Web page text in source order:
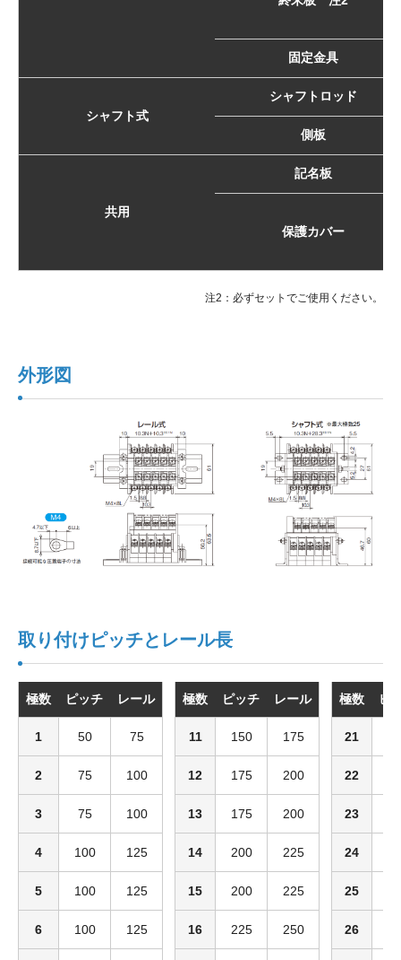
固定金具
シャフト式
シャフトロッド
側板
共用
記名板
保護カバー
注2：必ずセットでご使用ください。
外形図
取り付けピッチとレール長
極数 ピッチ レール
1 50 75
2 75 100
3 75 100
4 100 125
5 100 125
6 100 125
極数 ピッチ レール
11 150 175
12 175 200
13 175 200
14 200 225
15 200 225
16 225 250
極数 ピ
21
22
23
24
25
26